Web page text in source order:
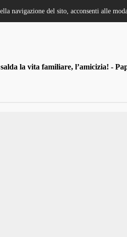
la vita familiare, l’amicizia! -
navigazione del sito, acconsenti alle